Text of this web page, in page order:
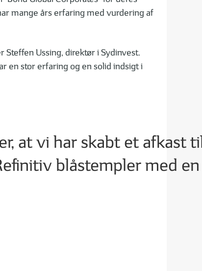
mange års erfaring med vurdering af
Ussing, direktør i Sydinvest.
en stor erfaring og en solid indsigt i
at vi har skabt et afkast
blåstempler med